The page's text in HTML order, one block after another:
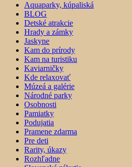
Aquaparky, kúpaliská
BLOG
Detské atrakcie
Hrady a zámky
Jaskyne
Kam do prírody
Kam na turistiku
Kaviarničky
Kde relaxovať
Múzeá a galérie
Národné parky
Osobnosti
Pamiatky
Podujatia
Pramene zdarma
Pre deti
Rarity, úkazy
Rozhľadne